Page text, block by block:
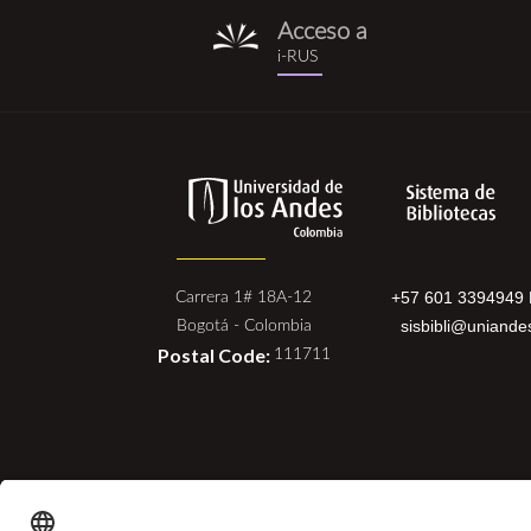
i-
rus.png
Acceso a
i-RUS
Carrera 1# 18A-12
Bogotá - Colombia
Postal Code: 111711
+57 601 3394949